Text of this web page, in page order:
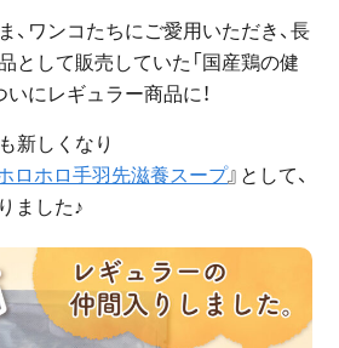
、ワンコたちにご愛用いただき、長
として販売していた「国産鶏の健
にレギュラー商品に！
新しくなり
ロホロ手羽先滋養スープ』として、
ました♪